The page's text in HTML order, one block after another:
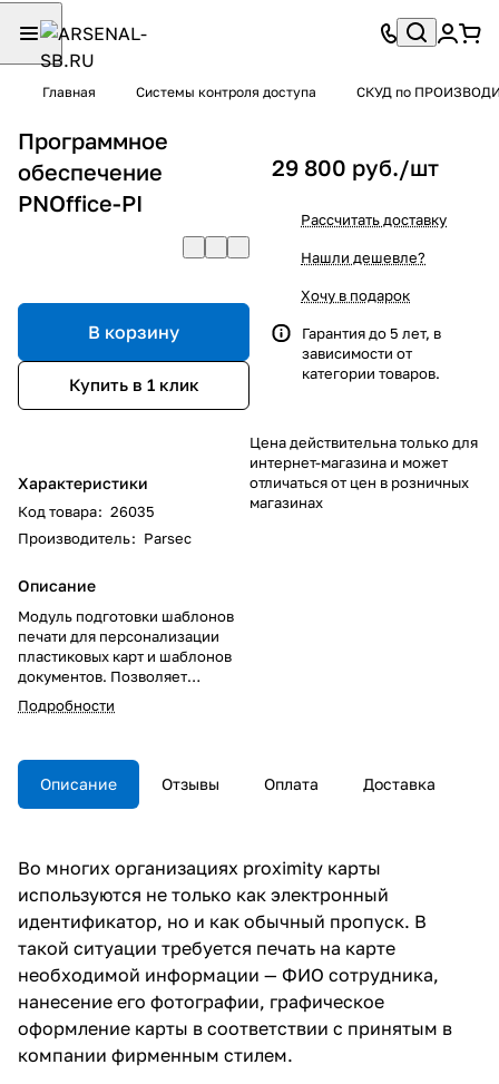
Главная Системы контроля доступа СКУД по
Программное
обеспечение
PNOffice-PI
В корзину
Купить в 1 клик
Характеристики
Код товара: 26035
Производитель: Parsec
Описание
Модуль подготовки шаблонов
печати для персонализации
пластиковых карт и шаблонов
документов. Позволяет
создавать шаблоны печати карт
пользователей а также
Однако этим возможности
редактора печати пропусков не
ограничиваются - шаблон
А4, печать нескольких
выбранных пропусков
одновременно с раскладкой на
листе большего формата и так
далее.
Подробности
29 800 руб./шт
Рассчитать доставку
Нашли дешевле?
Хочу в подарок
Гарантия до 5 лет, в
зависимости от
категории товаров.
Цена действительна только для
интернет-магазина и может
отличаться от цен в розничных
магазинах
Описание Отзывы Оплата Доставка
Во многих организациях proximity карты
используются не только как электронный
идентификатор, но и как обычный пропуск. В
такой ситуации требуется печать на карте
необходимой информации — ФИО сотрудника,
нанесение его фотографии, графическое
оформление карты в соответствии с принятым в
компании фирменным стилем.